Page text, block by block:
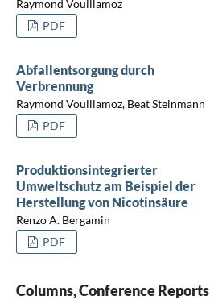
Raymond Vouillamoz
PDF
Abfallentsorgung durch
Verbrennung
Raymond Vouillamoz, Beat Steinmann
PDF
Produktionsintegrierter
Umweltschutz am Beispiel der
Herstellung von Nicotinsäure
Renzo A. Bergamin
PDF
Columns, Conference Reports